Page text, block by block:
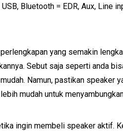
Bluetooth = EDR, Aux, Line
yang semakin
Sebut saja seperti anda
Namun, pastikan speaker
mudah untuk
ingin membeli speaker aktif.